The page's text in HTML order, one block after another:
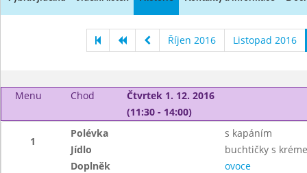
Říjen 2016 Listopad 2016
Menu Chod
Čtvrtek 1. 12. 2016
(11:30 - 14:00)
1
Polévka
s kapáním
Jídlo
buchtičky s
Doplněk
ovoce